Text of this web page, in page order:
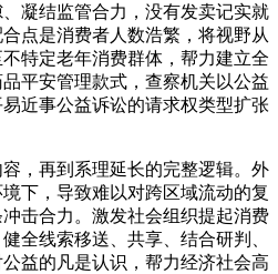
凝结监管合力，没有发卖记实就
点是消费者人数浩繁，将视野从
特定老年消费群体，帮力建立全
平安管理款式，查察机关以公益
近事公益诉讼的请求权类型扩张
再到系理延长的完整逻辑。外
下，导致难以对跨区域流动的复
击合力。激发社会组织提起消费
全线索移送、共享、结合研判、
益的凡是认识，帮力经济社会高